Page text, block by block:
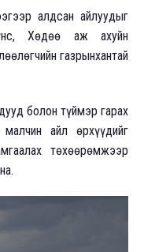
алдсан айлуудыг
Хөдөө аж ахуйн
газрынхантай
болон түймэр гарах
айл өрхүүдийг
төхөөрөмжээр